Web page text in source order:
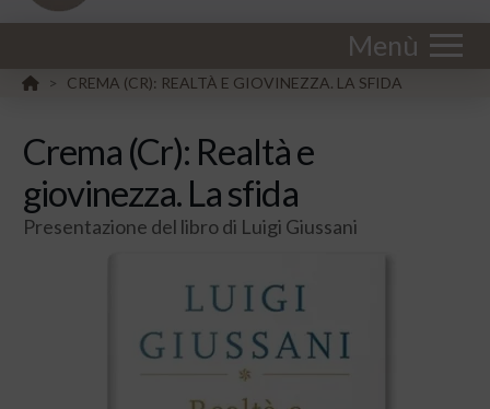
Menù
HOME
> CREMA (CR): REALTÀ E GIOVINEZZA. LA SFIDA
Crema (Cr): Realtà e
giovinezza. La sfida
Presentazione del libro di Luigi Giussani